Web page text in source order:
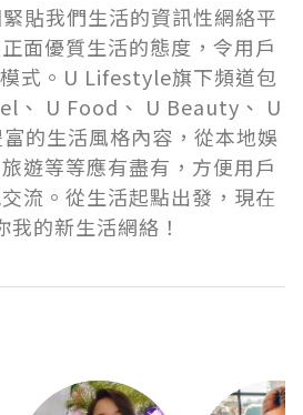
貼我們生活的資訊性網絡平
面優質生活的態度，令用戶
式。U Lifestyle旗下頻道包
、 U Food、 U Beauty、 U
的生活風格內容，從本地娛
遊等等應有盡有，方便用戶
流。從生活起點出發，現在
我的新生活網絡！